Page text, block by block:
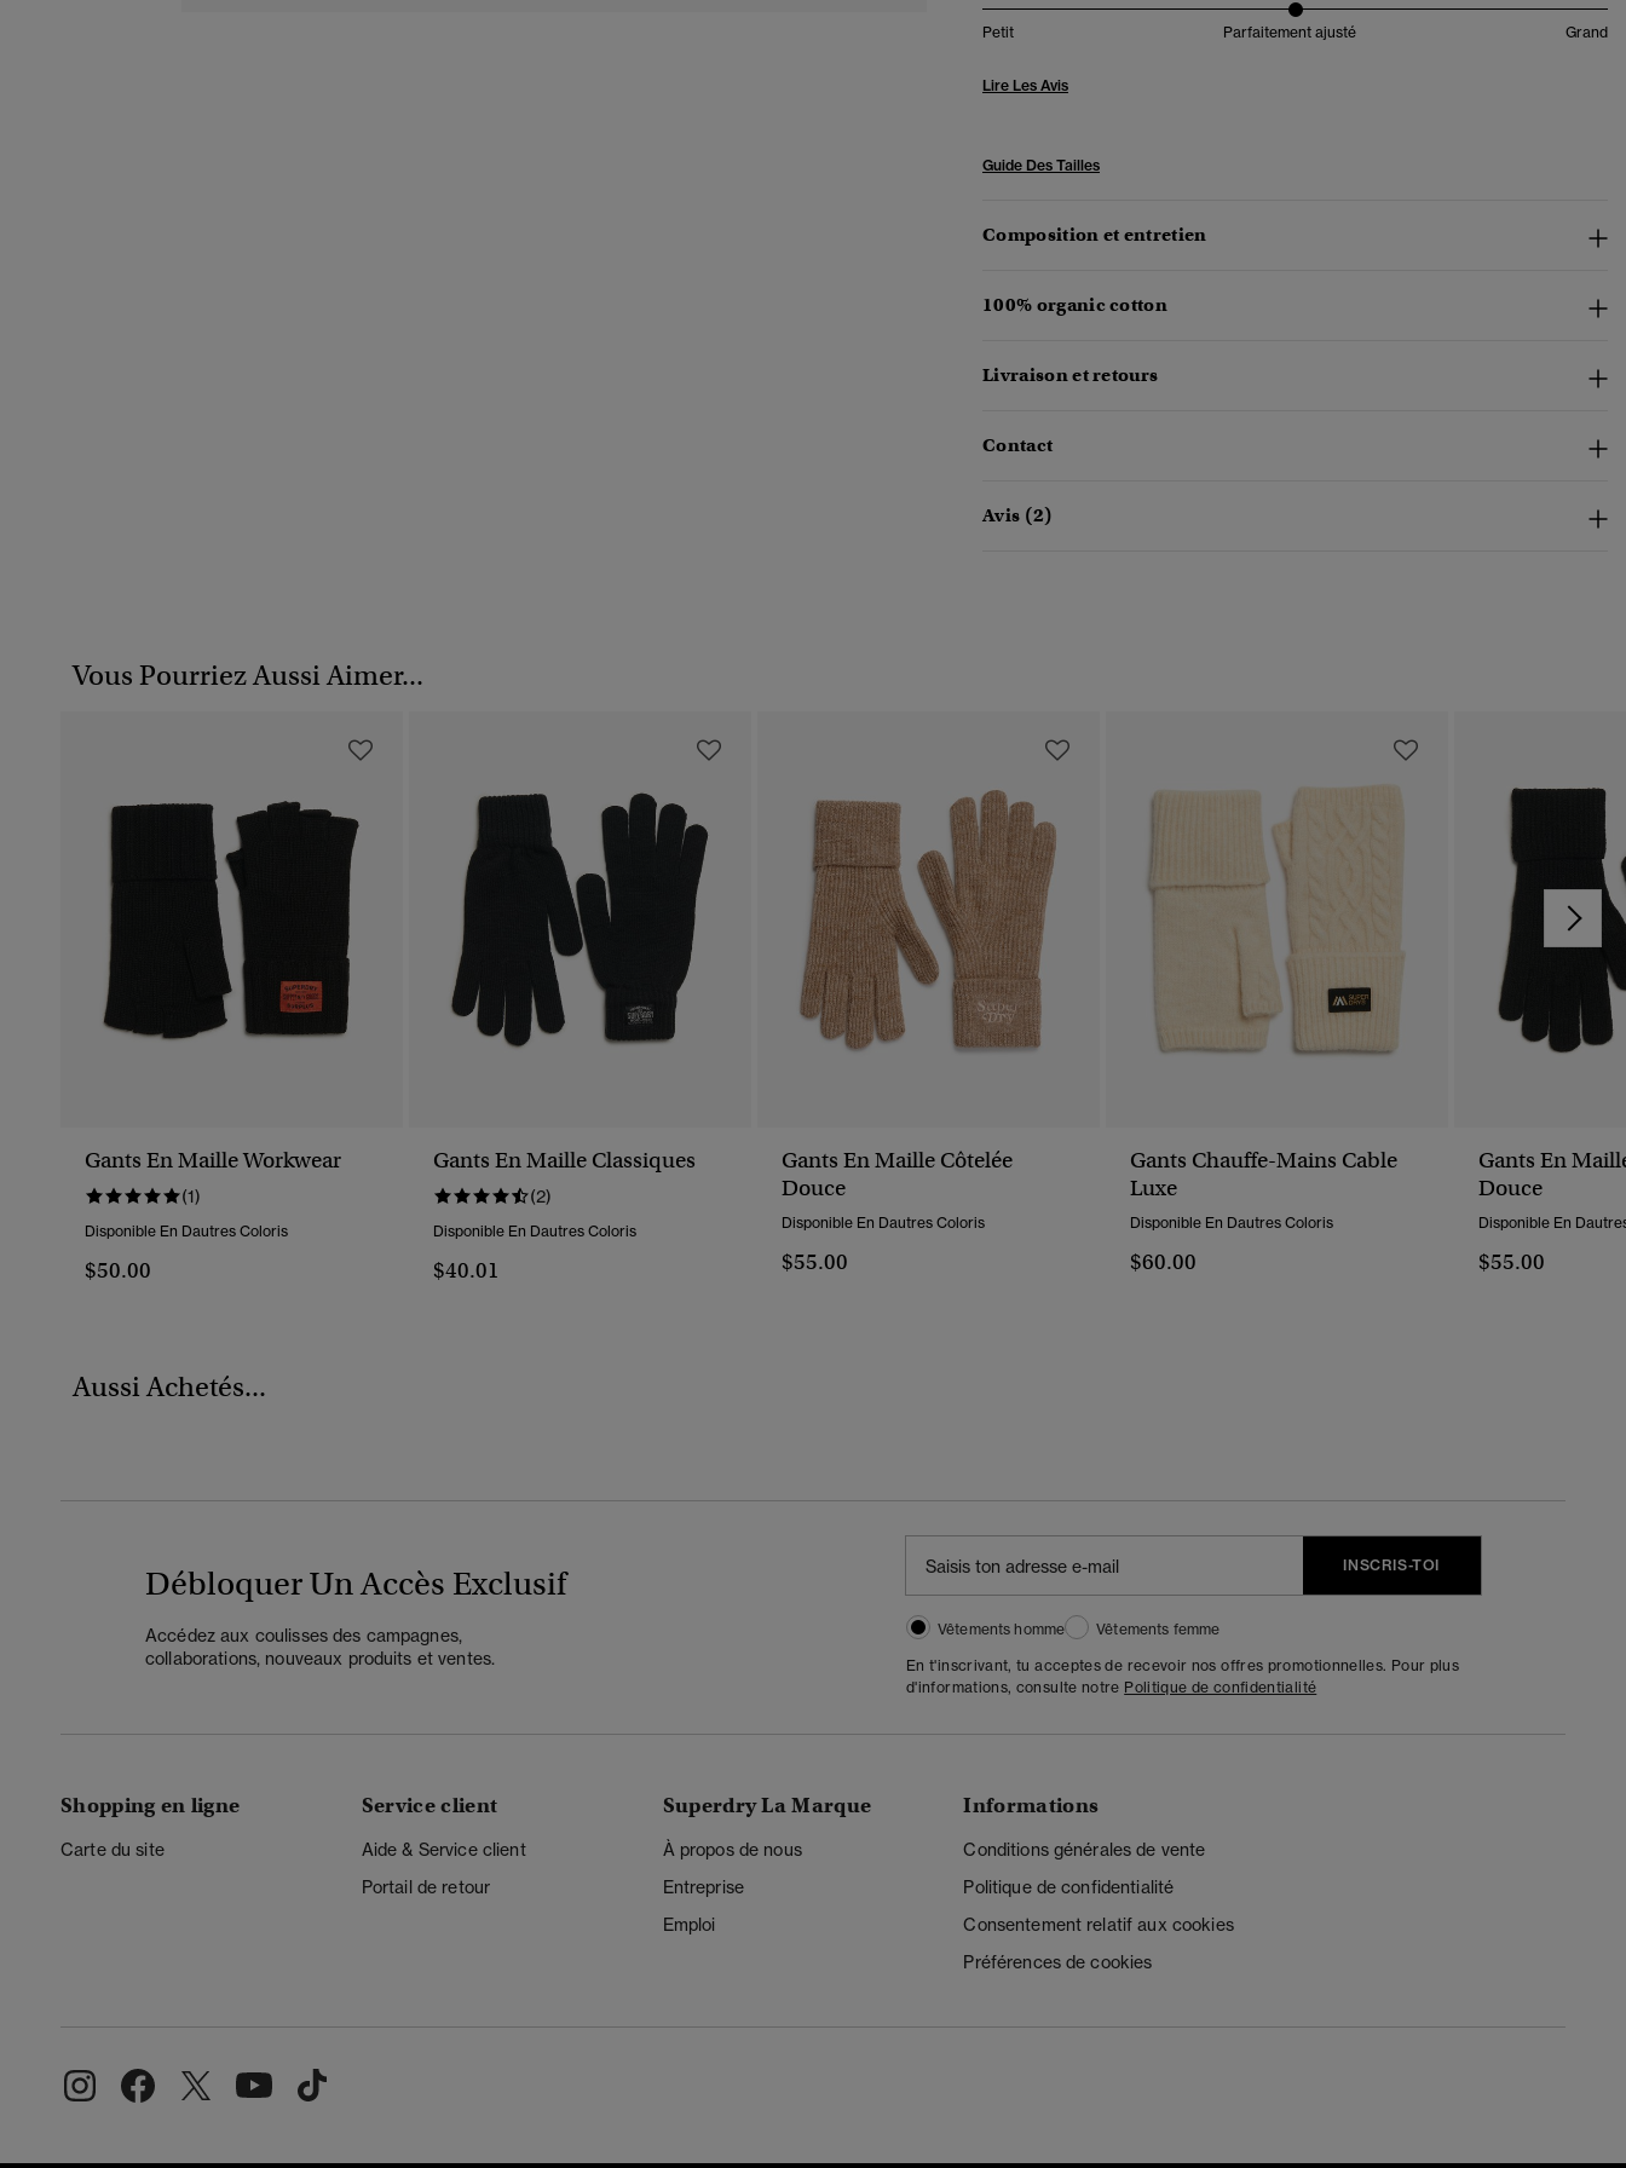
Petit Parfaitement ajusté Grand
Lire Les Avis
Guide Des Tailles
Composition et entretien
100% organic cotton
Livraison et retours
Contact
Avis (2)
Vous Pourriez Aussi Aimer...
Gants En Maille Workwear
(1)
Disponible En Dautres Coloris
$50.00
Gants En Maille Classiques
(2)
Disponible En Dautres Coloris
$40.01
Gants En Maille Côtelée
Douce
Disponible En Dautres Coloris
$55.00
Gants Chauffe-Mains Cable
Luxe
Disponible En Dautres Coloris
$60.00
Gants En
Douce
Disponible En
$55.00
Aussi Achetés...
Débloquer Un Accès Exclusif
Accédez aux coulisses des campagnes,
collaborations, nouveaux produits et ventes.
INSCRIS-TOI
Vêtements homme
Vêtements femme
En t'inscrivant, tu acceptes de recevoir nos offres promotionnelles. Pour plus
d'informations, consulte notre Politique de confidentialité
Shopping en ligne
Carte du site
Service client
Aide & Service client
Portail de retour
Superdry La Marque
À propos de nous
Entreprise
Emploi
Informations
Conditions générales de vente
Politique de confidentialité
Consentement relatif aux cookies
Préférences de cookies